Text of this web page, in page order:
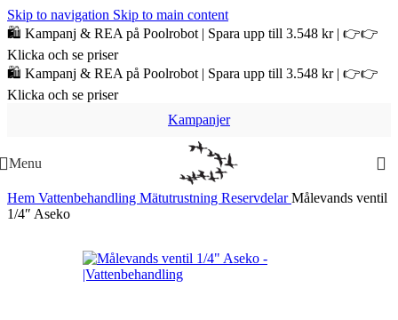
Skip to navigation Skip to main content
🛍️ Kampanj & REA på Poolrobot | Spara upp till 3.548 kr | 👉👉
Klicka och se priser
🛍️ Kampanj & REA på Poolrobot | Spara upp till 3.548 kr | 👉👉
Klicka och se priser
Kampanjer
Menu
Hem Vattenbehandling Mätutrustning ReservdelarMålevands ventil
1/4″ Aseko